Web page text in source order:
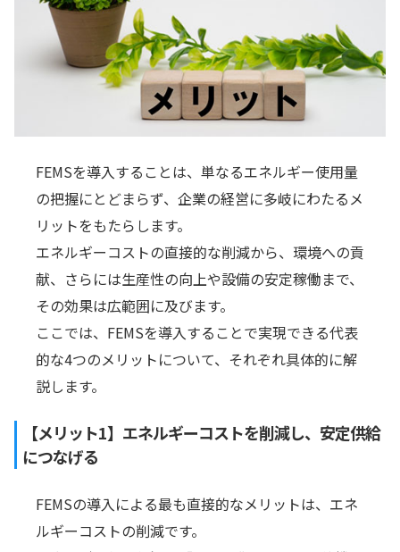
FEMSを導入することは、単なるエネルギー使用量
の把握にとどまらず、企業の経営に多岐にわたるメ
リットをもたらします。
エネルギーコストの直接的な削減から、環境への貢
献、さらには生産性の向上や設備の安定稼働まで、
その効果は広範囲に及びます。
ここでは、FEMSを導入することで実現できる代表
的な4つのメリットについて、それぞれ具体的に解
説します。
【メリット1】エネルギーコストを削減し、安定供給
につなげる
FEMSの導入による最も直接的なメリットは、エネ
ルギーコストの削減です。